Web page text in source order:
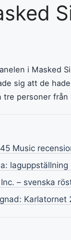
i Masked
sig att de
tre personer
Music
– svenska